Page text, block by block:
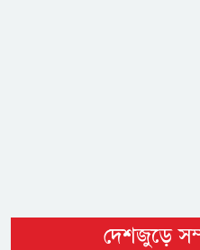
দেশজুড়ে